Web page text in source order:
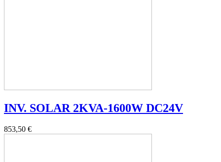
INV. SOLAR 2KVA-1600W DC24V
853,50 €